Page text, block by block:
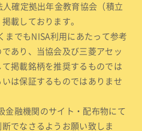
人確定拠出年金教育協会（積立
載しております。
までもNISA利用にあたって参考
あり、当協会及び三菱アセッ
掲載銘柄を推奨するものでは
は保証するものではありませ
金融機関のサイト・配布物にて
でなさるようお願い致しま